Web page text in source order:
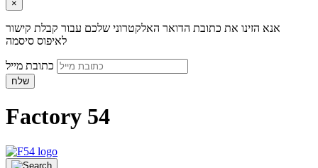
×
אנא הזינו את כתובת הדואר האלקטרוני שלכם עבור קבלת קישור
לאיפוס סיסמה
שלח
Factory 54